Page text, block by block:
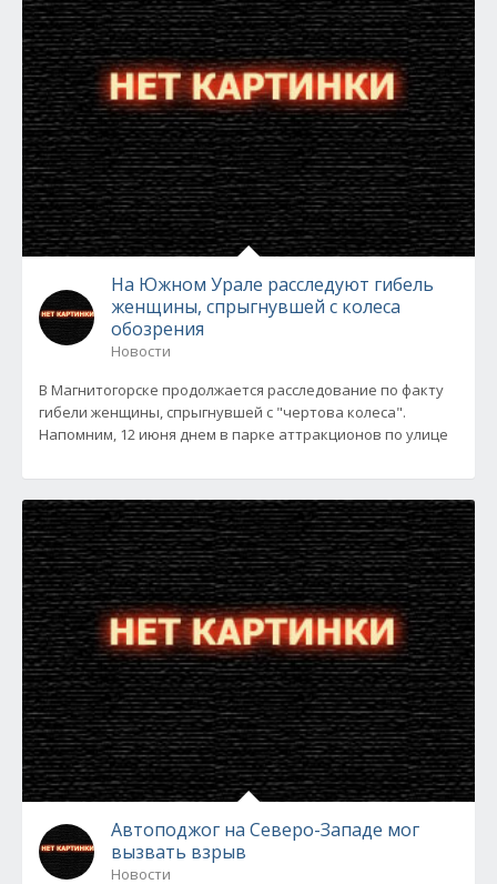
На Южном Урале расследуют гибель
женщины, спрыгнувшей с колеса
обозрения
Новости
В Магнитогорске продолжается расследование по факту
гибели женщины, спрыгнувшей с "чертова колеса".
Напомним, 12 июня днем в парке аттракционов по улице
Автоподжог на Северо-Западе мог
вызвать взрыв
Новости